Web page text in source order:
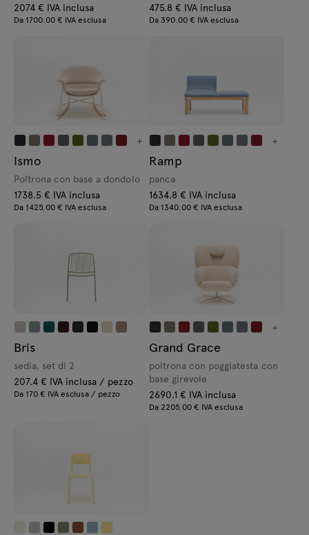
2074 € IVA inclusa
Da 1700.00 € IVA esclusa
475.8 € IVA inclusa
Da 390.00 € IVA esclusa
+
Ismo
Poltrona con base a dondolo
1738.5 € IVA inclusa
Da 1425.00 € IVA esclusa
+
Ramp
panca
1634.8 € IVA inclusa
Da 1340.00 € IVA esclusa
Bris
sedia, set di 2
207.4 € IVA inclusa / pezzo
Da 170 € IVA esclusa / pezzo
+
Grand Grace
poltrona con poggiatesta con
base girevole
2690.1 € IVA inclusa
Da 2205.00 € IVA esclusa